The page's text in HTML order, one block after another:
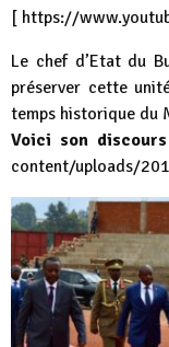
[ https://
Le chef d’Etat du
préserver cette
temps historique du
Voici son discours
content/uploads/